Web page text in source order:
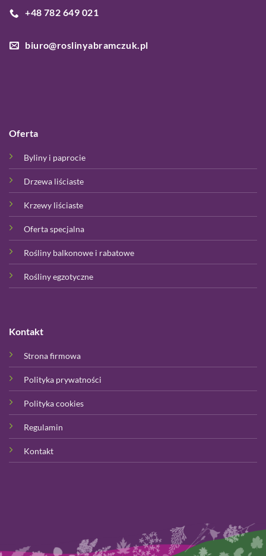
+48 782 649 021
biuro@roslinyabramczuk.pl
Oferta
Byliny i paprocie
Drzewa liściaste
Krzewy liściaste
Oferta specjalna
Rośliny balkonowe i rabatowe
Rośliny egzotyczne
Kontakt
Strona firmowa
Polityka prywatności
Polityka cookies
Regulamin
Kontakt